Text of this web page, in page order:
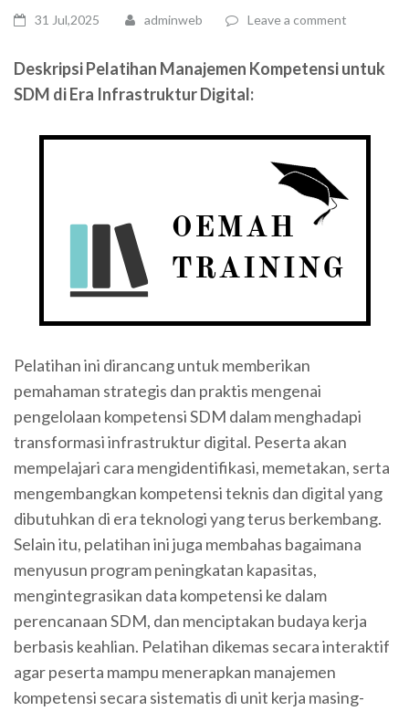
31 Jul,2025 adminweb Leave a comment
Deskripsi Pelatihan Manajemen Kompetensi untuk
SDM di Era Infrastruktur Digital:
Pelatihan ini dirancang untuk memberikan
pemahaman strategis dan praktis mengenai
pengelolaan kompetensi SDM dalam menghadapi
transformasi infrastruktur digital. Peserta akan
mempelajari cara mengidentifikasi, memetakan, serta
mengembangkan kompetensi teknis dan digital yang
dibutuhkan di era teknologi yang terus berkembang.
Selain itu, pelatihan ini juga membahas bagaimana
menyusun program peningkatan kapasitas,
mengintegrasikan data kompetensi ke dalam
perencanaan SDM, dan menciptakan budaya kerja
berbasis keahlian. Pelatihan dikemas secara interaktif
agar peserta mampu menerapkan manajemen
kompetensi secara sistematis di unit kerja masing-